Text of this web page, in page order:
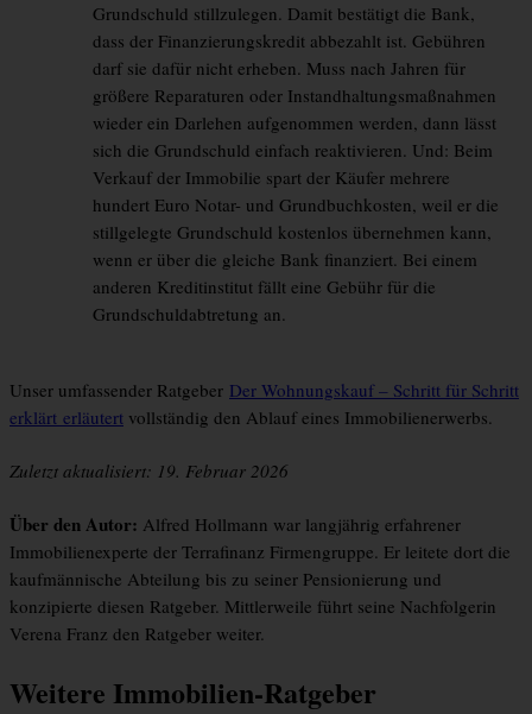
Grundschuld stillzulegen. Damit bestätigt die Bank,
dass der Finanzierungskredit abbezahlt ist. Gebühren
darf sie dafür nicht erheben. Muss nach Jahren für
größere Reparaturen oder Instandhaltungsmaßnahmen
wieder ein Darlehen aufgenommen werden, dann lässt
sich die Grundschuld einfach reaktivieren. Und: Beim
Verkauf der Immobilie spart der Käufer mehrere
hundert Euro Notar- und Grundbuchkosten, weil er die
stillgelegte Grundschuld kostenlos übernehmen kann,
wenn er über die gleiche Bank finanziert. Bei einem
anderen Kreditinstitut fällt eine Gebühr für die
Grundschuldabtretung an.
Unser umfassender Ratgeber Der Wohnungskauf – Schritt für Schritt
erklärt erläutert vollständig den Ablauf eines Immobilienerwerbs.
Zuletzt aktualisiert: 19. Februar 2026
Über den Autor: Alfred Hollmann war langjährig erfahrener
Immobilienexperte der Terrafinanz Firmengruppe. Er leitete dort die
kaufmännische Abteilung bis zu seiner Pensionierung und
konzipierte diesen Ratgeber. Mittlerweile führt seine Nachfolgerin
Verena Franz den Ratgeber weiter.
Weitere Immobilien-Ratgeber